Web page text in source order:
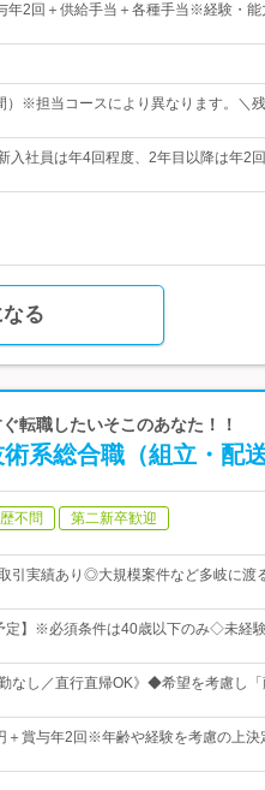
年2回＋供給手当＋各種手当※経験・
）※担当コースにより異なります。＼
入社員は年4回程度、2年目以降は年2
る
転職したいそこのあなた！！
系総合職（組立・配送
不問 第二新卒歓迎
引実績あり◎大規模案件など多岐に渡
定】※必須条件は40歳以下のみ◇未経
し／直行直帰OK》◆希望を考慮し「
＋賞与年2回※年齢や経験を考慮の上決